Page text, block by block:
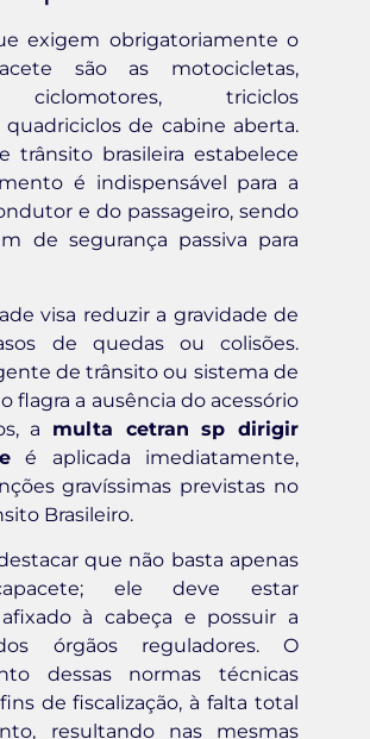
exigem obrigatoriamente o
são as motocicletas,
ciclomotores, triciclos
de cabine aberta.
trânsito brasileira estabelece
é indispensável para a
e do passageiro, sendo
de segurança passiva para
visa reduzir a gravidade de
de quedas ou colisões.
de trânsito ou sistema de
flagra a ausência do acessório
a multa cetran sp dirigir
é aplicada imediatamente,
gravíssimas previstas no
Brasileiro.
que não basta apenas
ele deve estar
à cabeça e possuir a
órgãos reguladores. O
dessas normas técnicas
de fiscalização, à falta total
resultando nas mesmas